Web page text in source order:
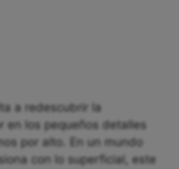
a redescubrir la
en los pequeños detalles
por alto. En un mundo
con lo superficial, este